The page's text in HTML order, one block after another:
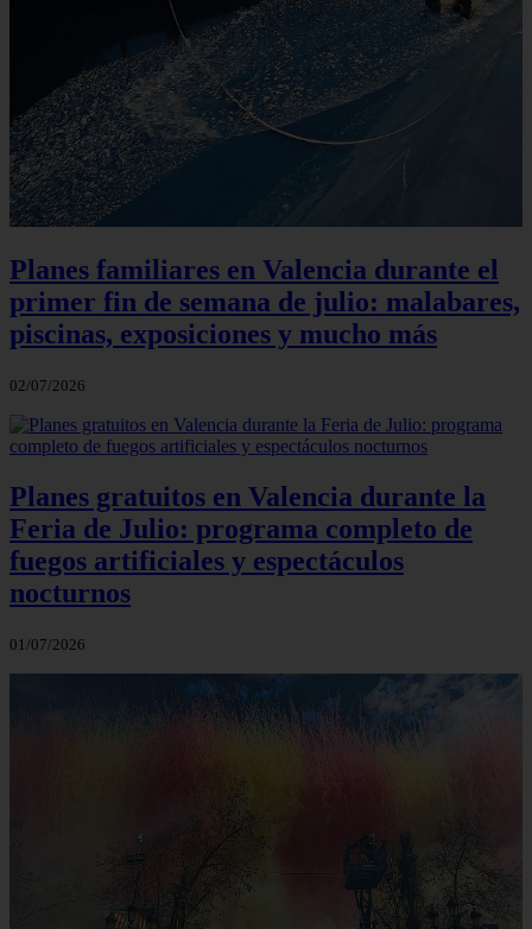
Planes familiares en Valencia durante el
primer fin de semana de julio: malabares,
piscinas, exposiciones y mucho más
02/07/2026
Planes gratuitos en Valencia durante la
Feria de Julio: programa completo de
fuegos artificiales y espectáculos
nocturnos
01/07/2026